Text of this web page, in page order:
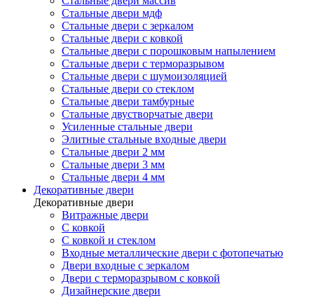
Стальные двери мдф
Стальные двери с зеркалом
Стальные двери с ковкой
Стальные двери с порошковым напылением
Стальные двери с терморазрывом
Стальные двери с шумоизоляцией
Стальные двери со стеклом
Стальные двери тамбурные
Стальные двустворчатые двери
Усиленные стальные двери
Элитные стальные входные двери
Стальные двери 2 мм
Стальные двери 3 мм
Стальные двери 4 мм
Декоративные двери
Декоративные двери
Витражные двери
С ковкой
С ковкой и стеклом
Входные металлические двери с фотопечатью
Двери входные с зеркалом
Двери с терморазрывом с ковкой
Дизайнерские двери